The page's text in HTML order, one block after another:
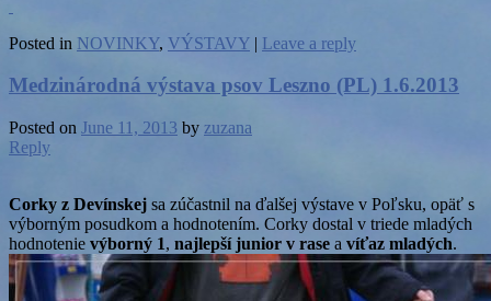
Posted in NOVINKY, VÝSTAVY | Leave a reply
Medzinárodná výstava psov Leszno (PL) 1.6.2013
Posted on June 11, 2013 by zuzana
Reply
Corky z Devínskej sa zúčastnil na ďalšej výstave v Poľsku, opäť s
výborným posudkom a hodnotením. Corky dostal v triede mladých
hodnotenie výborný 1, najlepší junior v rase a víťaz mladých.